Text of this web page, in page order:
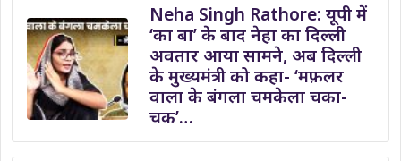
Neha Singh Rathore: यूपी में
‘का बा’ के बाद नेहा का दिल्ली
अवतार आया सामने, अब दिल्ली
के मुख्यमंत्री को कहा- ‘मफ़लर
वाला के बंगला चमकेला चका-
चक’…